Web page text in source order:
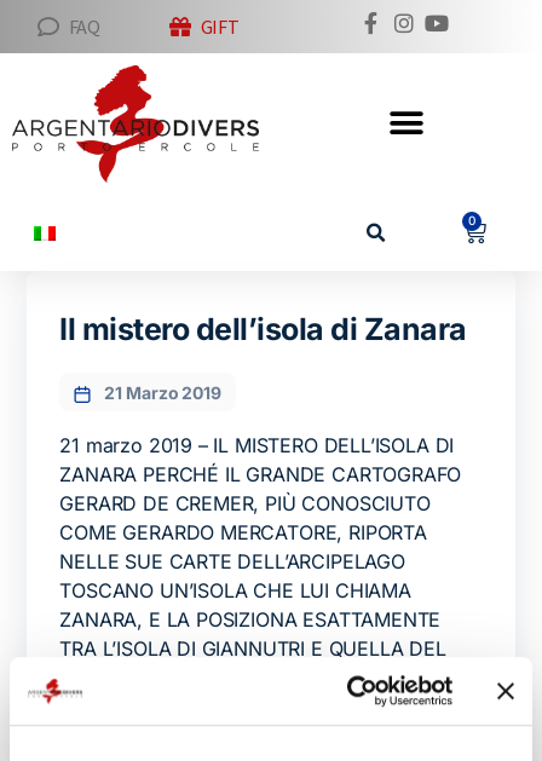
FAQ GIFT
0
Il mistero dell’isola di Zanara
21 Marzo 2019
21 marzo 2019 – IL MISTERO DELL’ISOLA DI
ZANARA PERCHÉ IL GRANDE CARTOGRAFO
GERARD DE CREMER, PIÙ CONOSCIUTO
COME GERARDO MERCATORE, RIPORTA
NELLE SUE CARTE DELL’ARCIPELAGO
TOSCANO UN’ISOLA CHE LUI CHIAMA
ZANARA, E LA POSIZIONA ESATTAMENTE
TRA L’ISOLA DI GIANNUTRI E QUELLA DEL
GIGLIO? Mercatore era uno scienziato e un
astronomo fiammingo molto rispettato,